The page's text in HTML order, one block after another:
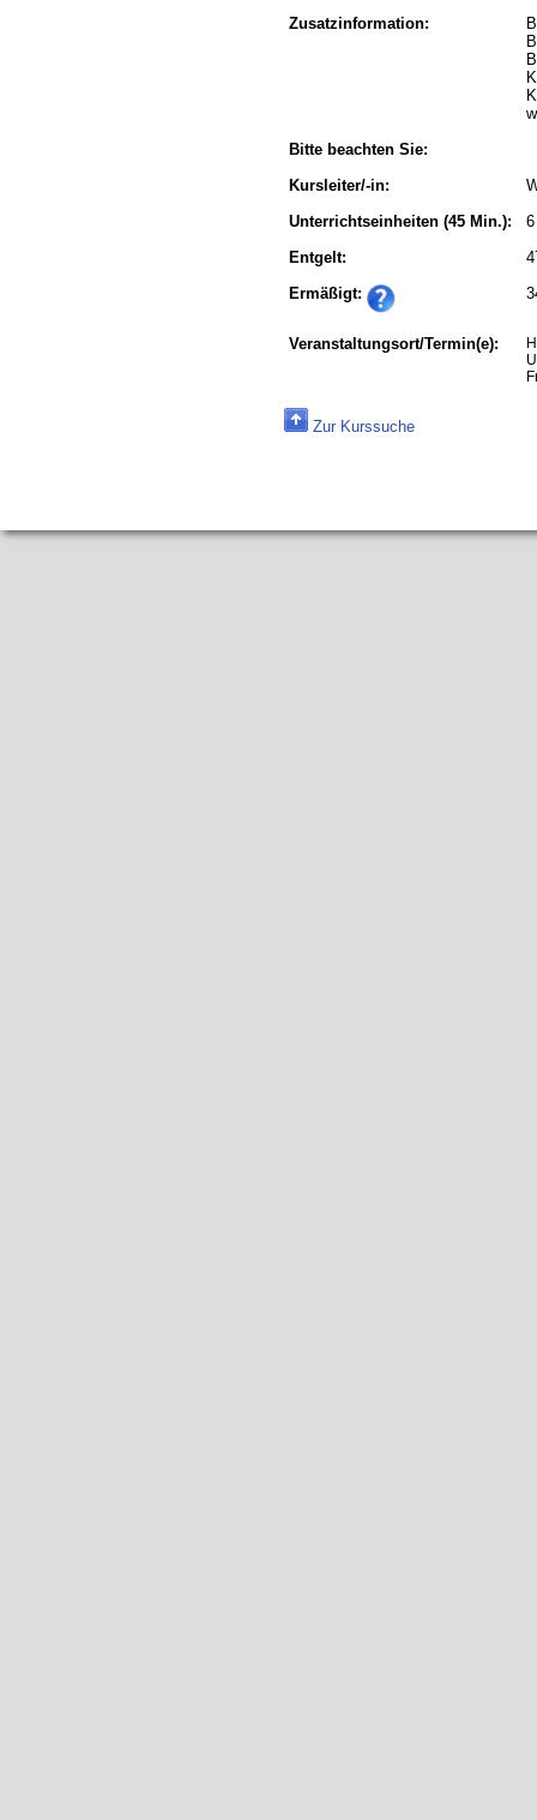
Zusatzinformation:
Bitte beachten Sie:
Kursleiter/-in:
Unterrichtseinheiten (45 Min.):
Entgelt:
Ermäßigt:
Veranstaltungsort/Termin(e):
Zur Kurssuche